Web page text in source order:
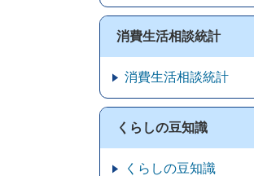
消費生活相談統計
消費生活相談統計
くらしの豆知識
くらしの豆知識